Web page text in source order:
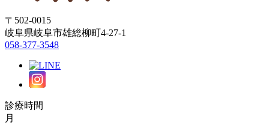
〒502-0015
岐阜県岐阜市雄総柳町4-27-1
058-377-3548
診療時間
月